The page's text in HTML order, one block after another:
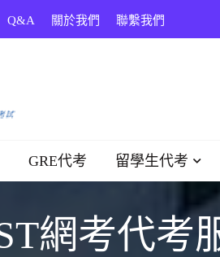
Q&A 關於我們 聯繫我們
GRE代考 留學生代考
網考代考